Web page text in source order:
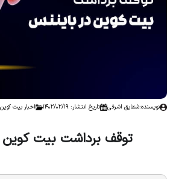
نویسنده:شقایق اشرفی تاریخ انتشار: 1402/02/19 اخبار بیت
توقف برداشت بیت کوین